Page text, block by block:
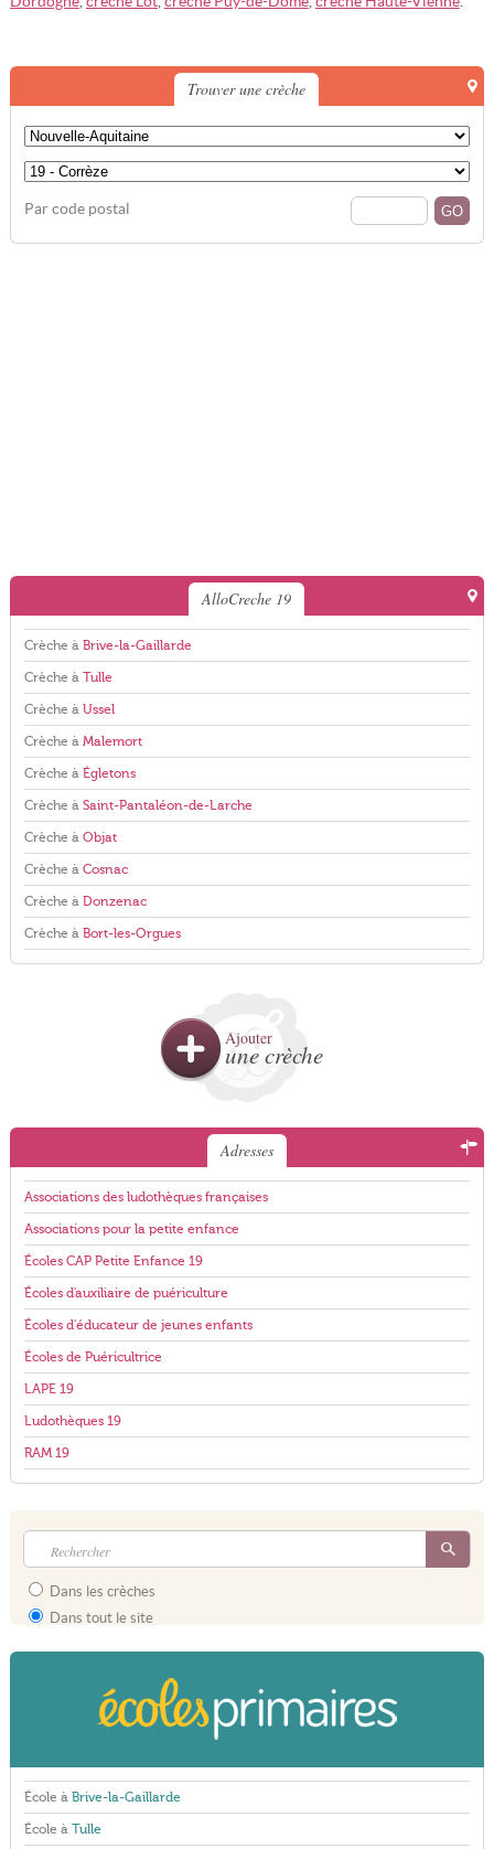
Trouver une crèche
Par code postal
AlloCreche 19
Crèche à Brive-la-Gaillarde
Crèche à Tulle
Crèche à Ussel
Crèche à Malemort
Crèche à Égletons
Crèche à Saint-Pantaléon-de-Larche
Crèche à Objat
Crèche à Cosnac
Crèche à Donzenac
Crèche à Bort-les-Orgues
Ajouter
une crèche
Adresses
Associations des ludothèques françaises
Associations pour la petite enfance
Écoles CAP Petite Enfance 19
Écoles d'auxiliaire de puériculture
Écoles d'éducateur de jeunes enfants
Écoles de Puéricultrice
LAPE 19
Ludothèques 19
RAM 19
Dans les crèches
Dans tout le site
École à Brive-la-Gaillarde
École à Tulle